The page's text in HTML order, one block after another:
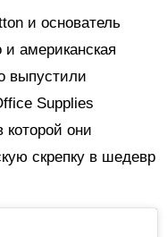
и основатель
американская
выпустили
Supplies
они
скрепку в шедевр